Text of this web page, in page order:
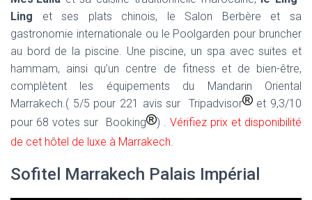
Ling et ses plats chinois, le Salon Berbère et sa
gastronomie internationale ou le Poolgarden pour bruncher
au bord de la piscine. Une piscine, un spa avec suites et
hammam, ainsi qu’un centre de fitness et de bien-être,
complètent les équipements du Mandarin Oriental
Marrakech.( 5/5 pour 221 avis sur Tripadvisor
et 9,3/10
pour 68 votes sur Booking
) . Vérifiez prix et disponibilité
de cet hôtel de luxe à Marrakech.
Sofitel Marrakech Palais Impérial